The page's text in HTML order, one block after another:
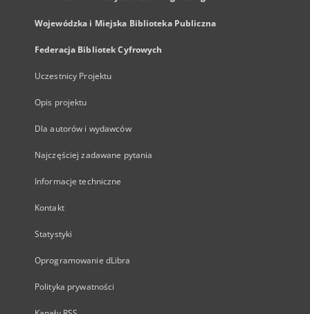
Wojewódzka i Miejska Biblioteka Publiczna
Federacja Bibliotek Cyfrowych
Uczestnicy Projektu
Opis projektu
Dla autorów i wydawców
Najczęściej zadawane pytania
Informacje techniczne
Kontakt
Statystyki
Oprogramowanie dLibra
Polityka prywatności